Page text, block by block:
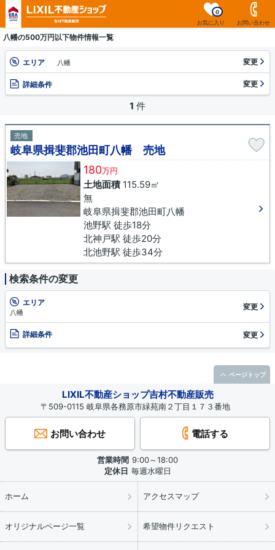
お気に入り
0
お問い合わせ
八幡の500万円以下物件情報一覧
エリア 八幡 変更
詳細条件 変更
1 件
売地
岐阜県揖斐郡池田町八幡 売地
180万円
土地面積115.59㎡
無
岐阜県揖斐郡池田町八幡
池野駅 徒歩18分
北神戸駅 徒歩20分
北池野駅 徒歩34分
検索条件の変更
エリア
八幡
変更
詳細条件 変更
LIXIL不動産ショップ吉村不動産販売
〒509-0115 岐阜県各務原市緑苑南２丁目１７３番地
お問い合わせ 電話する
営業時間 9:00～18:00
定休日 毎週水曜日
ホーム アクセスマップ
オリジナルページ一覧 希望物件リクエスト
ページトップ